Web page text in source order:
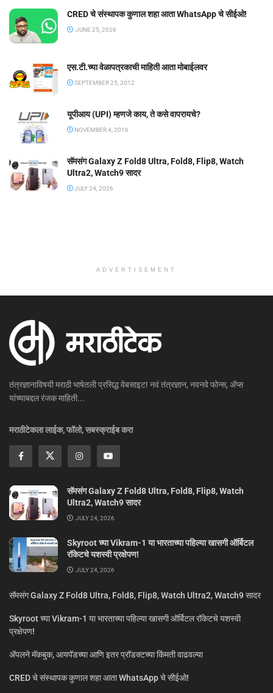
CRED चे संस्थापक कुणाल शहा आता WhatsApp चे सीईओ!
JUNE 25, 2026
एस.टी.च्या वेळापत्रकाची माहिती आता मोबाईलवर
SEPTEMBER 25, 2012
यूपीआय (UPI) म्हणजे काय, ते कसे वापरायचे?
NOVEMBER 4, 2016
सॅमसंग Galaxy Z Fold8 Ultra, Fold8, Flip8, Watch
Ultra2, Watch9 सादर
JULY 24, 2026
ADVERTISEMENT
तंत्रज्ञानाविषयी मराठी भाषेतली प्रसिद्ध वेबसाइट! नवं तंत्रज्ञान, नवनवे फोन्स, ॲप्स
यांच्याबद्दल रंजक माहिती...
मराठीटेकला लाईक, फॉलो, सबस्क्राईब करा
सॅमसंग Galaxy Z Fold8 Ultra, Fold8, Flip8, Watch
Ultra2, Watch9 सादर
JULY 24, 2026
Skyroot च्या Vikram-1 या भारताच्या पहिल्या खासगी ऑर्बिटल
रॉकेटचे यशस्वी प्रक्षेपण!
JULY 24, 2026
सॅमसंग Galaxy Z Fold8 Ultra, Fold8, Flip8, Watch Ultra2, Watch9 सादर
Skyroot च्या Vikram-1 या भारताच्या पहिल्या खासगी ऑर्बिटल रॉकेटचे यशस्वी
प्रक्षेपण!
ॲपलने मॅकबुक, आयपॅडच्या आणि इतर प्रॉडक्टच्या किंमती वाढवल्या
CRED चे संस्थापक कुणाल शहा आता WhatsApp चे सीईओ!